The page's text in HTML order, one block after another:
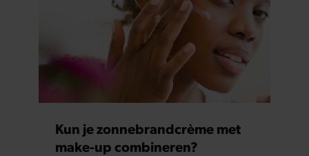
Kun je zonnebrandcrème met
make-up combineren?